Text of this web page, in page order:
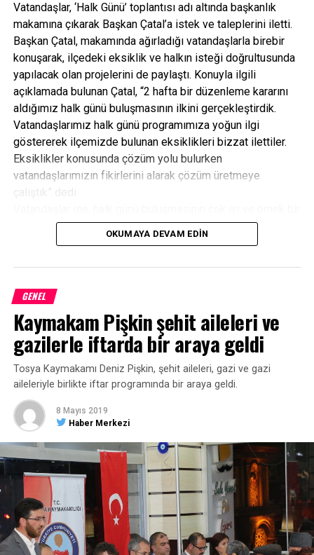
Vatandaşlar, ‘Halk Günü’ toplantısı adı altında başkanlık
makamına çıkarak Başkan Çatal’a istek ve taleplerini iletti.
Başkan Çatal, makamında ağırladığı vatandaşlarla birebir
konuşarak, ilçedeki eksiklik ve halkın isteği doğrultusunda
yapılacak olan projelerini de paylaştı. Konuyla ilgili
açıklamada bulunan Çatal, “2 hafta bir düzenleme kararını
aldığımız halk günü buluşmasının ilkini gerçekleştirdik.
Vatandaşlarımız halk günü programımıza yoğun ilgi
göstererek ilçemizde bulunan eksiklikleri bizzat ilettiler.
Eksiklikler konusunda çözüm yolu bulurken
vatandaşlarımızın fikirlerini alarak çözüm üretmeye
uygulama olduğunu belirterek, bu güzel düşünceden dolayı
Belediye Başkanı Çatal’a teşekkür ettiler.
OKUMAYA DEVAM EDIN
GENEL
Kaymakam Pişkin şehit aileleri ve
gazilerle iftarda bir araya geldi
Tosya Kaymakamı Deniz Pişkin, şehit aileleri, gazi ve gazi
aileleriyle birlikte iftar programında bir araya geldi.
8 Mayıs 2019
Haber Merkezi